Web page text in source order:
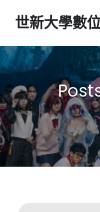
世新大學數